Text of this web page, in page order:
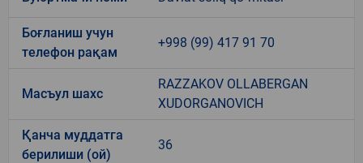
Боғланиш учун
телефон рақам
+998 (99) 417 91 70
Масъул шахс
RAZZAKOV OLLABERGAN
XUDORGANOVICH
Қанча муддатга
берилиши (ой)
36